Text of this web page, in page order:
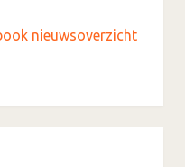
nieuwsoverzicht